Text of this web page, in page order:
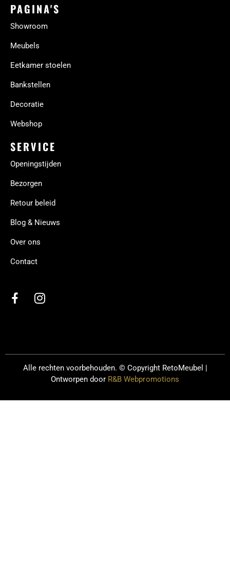
PAGINA'S
Showroom
Meubels
Eetkamer stoelen
Bankstellen
Decoratie
Webshop
SERVICE
Openingstijden
Bezorgen
Retour beleid
Blog & Nieuws
Over ons
Contact
Alle rechten voorbehouden. © Copyright RetoMeubel |
Ontworpen door R&B Webpromotions